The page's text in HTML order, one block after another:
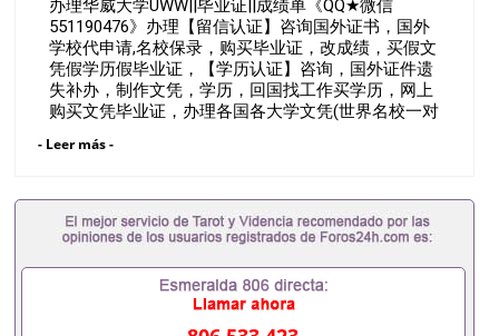
保录，购买毕业证，改成绩，买假文凭假
办理华威大学UWW||毕业证||成绩单《QQ★微信
551190476》办理【留信认证】咨询国外证书，国外
学校代申请,名校保录，购买毕业证，改成绩，买假文
凭假学历假毕业证，【学历认证】咨询，国外证件遗
失补办，制作文凭，学历，回国找工作买学历，网上
购买文凭毕业证，办理各国各大学文凭(世界名校一对
WarwickQ/薇551190476诚招留学代理假文凭办理毕
归国证明办理留信网认证办理留服认证办理学历认证
办理学生卡办理录取通知书办理学位证书办理美国文
凭办理澳洲文凭办理英国文凭办理加拿大文凭办理德
回国人员证明+教育部认证,录取通知书，雅思。（全
套留学回国必备证明材料，给父母及亲朋好友一份完
- Leer más -